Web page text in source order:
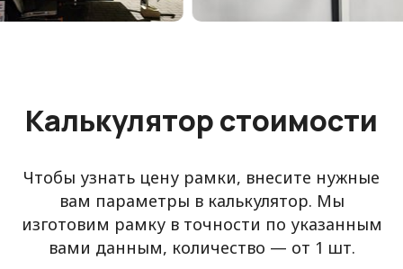
Калькулятор стоимости
Чтобы узнать цену рамки, внесите нужные
вам параметры в калькулятор. Мы
изготовим рамку в точности по указанным
вами данным, количество — от 1 шт.